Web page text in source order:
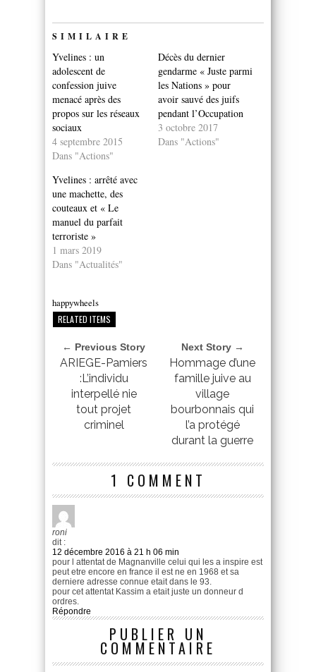
SIMILAIRE
Yvelines : un
adolescent de
confession juive
menacé après des
propos sur les réseaux
sociaux
4 septembre 2015
Dans "Actions"
Décès du dernier
gendarme « Juste parmi
les Nations » pour
avoir sauvé des juifs
pendant l’Occupation
3 octobre 2017
Dans "Actions"
Yvelines : arrêté avec
une machette, des
couteaux et « Le
manuel du parfait
terroriste »
1 mars 2019
Dans "Actualités"
happywheels
RELATED ITEMS
← Previous Story
ARIEGE-Pamiers
:L’individu
interpellé nie
tout projet
criminel
Next Story →
Hommage d’une
famille juive au
village
bourbonnais qui
l’a protégé
durant la guerre
1 COMMENT
roni
dit :
12 décembre 2016 à 21 h 06 min
pour l attentat de Magnanville celui qui les a inspire est
peut etre encore en france il est ne en 1968 et sa
derniere adresse connue etait dans le 93.
pour cet attentat Kassim a etait juste un donneur d
ordres.
Répondre
PUBLIER UN
COMMENTAIRE